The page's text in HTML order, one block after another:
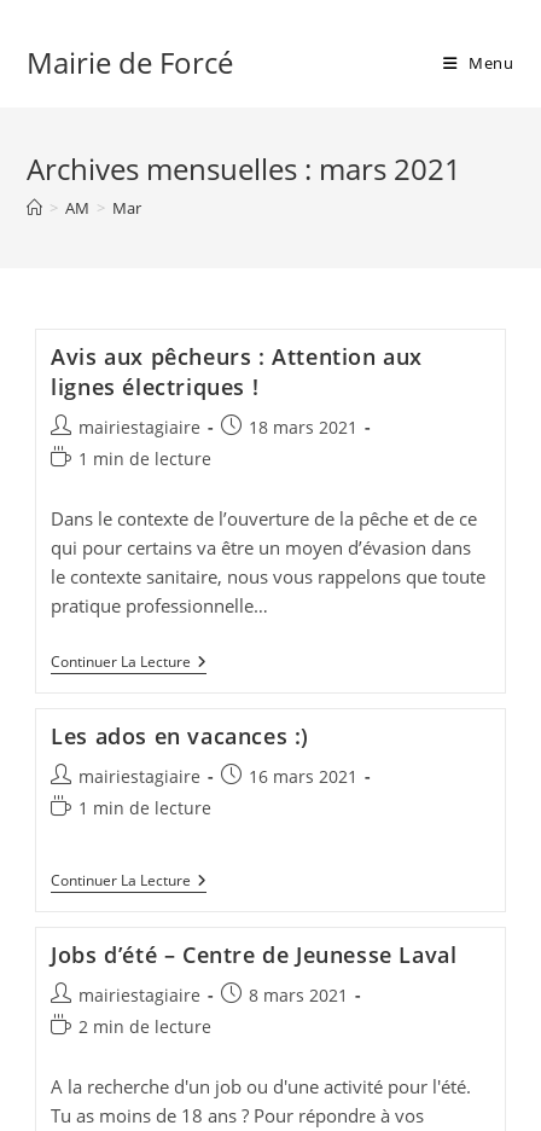
contentMairie de Forcé Menu
Archives mensuelles : mars 2021
> AM > Mar
Avis aux pêcheurs : Attention aux
lignes électriques !
Auteur/autrice
de
mairiestagiaire
Publication
18 mars 2021
Temps
lecture :
1 min de lecture
Dans le contexte de l’ouverture de la pêche et de ce
qui pour certains va être un moyen d’évasion dans
le contexte sanitaire, nous vous rappelons que toute
pratique professionnelle…
Continuer La Lecture Avis
Aux
Attention
Lignes
!
Les ados en vacances :)
Auteur/autrice
de
mairiestagiaire
Publication
16 mars 2021
Temps1 min de lecture
Continuer La Lecture Les
Ados
:)
Jobs d’été – Centre de Jeunesse Laval
Auteur/autrice
de
mairiestagiaire
Publication
8 mars 2021
Temps
lecture :
2 min de lecture
A la recherche d'un job ou d'une activité pour l'été.
Tu as moins de 18 ans ? Pour répondre à vos